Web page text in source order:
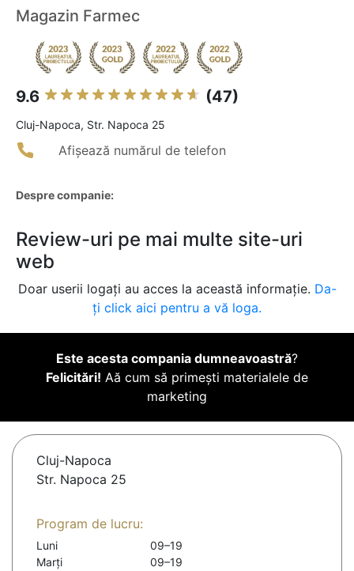
Magazin Farmec
9.6 (47)
Cluj-Napoca, Str. Napoca 25
Afișează numărul de telefon
Despre companie:
Review-uri pe mai multe site-uri
web
Doar userii logați au acces la această informație. Da-
ți click aici pentru a vă loga.
Este acesta compania dumneavoastră?
Felicitări! Aă cum să primești materialele de
marketing
Cluj-Napoca
Str. Napoca 25
Program de lucru:
Luni
09–19
Marți
09–19